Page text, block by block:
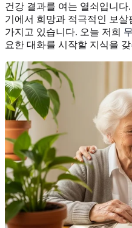
건강 결과를 여는 열쇠입니
기에서 희망과 적극적인 보
가지고 있습니다. 오늘 저희
요한 대화를 시작할 지식을